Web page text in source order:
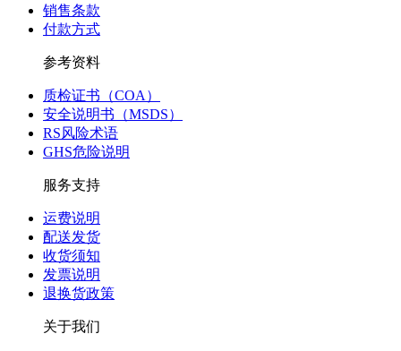
销售条款
付款方式
参考资料
质检证书（COA）
安全说明书（MSDS）
RS风险术语
GHS危险说明
服务支持
运费说明
配送发货
收货须知
发票说明
退换货政策
关于我们